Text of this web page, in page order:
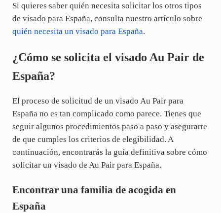
Si quieres saber quién necesita solicitar los otros tipos
de visado para España, consulta nuestro artículo sobre
quién necesita un visado para España.
¿Cómo se solicita el visado Au Pair de
España?
El proceso de solicitud de un visado Au Pair para
España no es tan complicado como parece. Tienes que
seguir algunos procedimientos paso a paso y asegurarte
de que cumples los criterios de elegibilidad. A
continuación, encontrarás la guía definitiva sobre cómo
solicitar un visado de Au Pair para España.
Encontrar una familia de acogida en
España